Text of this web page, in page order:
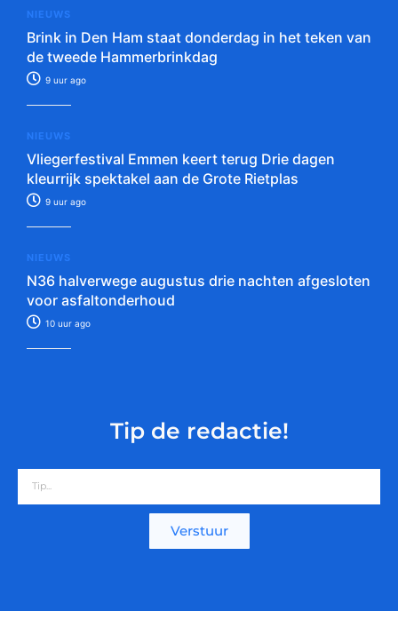
NIEUWS
Brink in Den Ham staat donderdag in het teken van
de tweede Hammerbrinkdag
9 uur ago
NIEUWS
Vliegerfestival Emmen keert terug Drie dagen
kleurrijk spektakel aan de Grote Rietplas
9 uur ago
NIEUWS
N36 halverwege augustus drie nachten afgesloten
voor asfaltonderhoud
10 uur ago
Tip de redactie!
Verstuur